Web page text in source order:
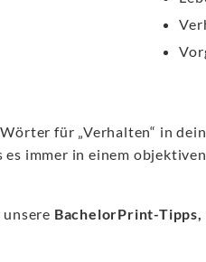
für „Verhalten“ in
immer in einem
BachelorPrint-Tipps,